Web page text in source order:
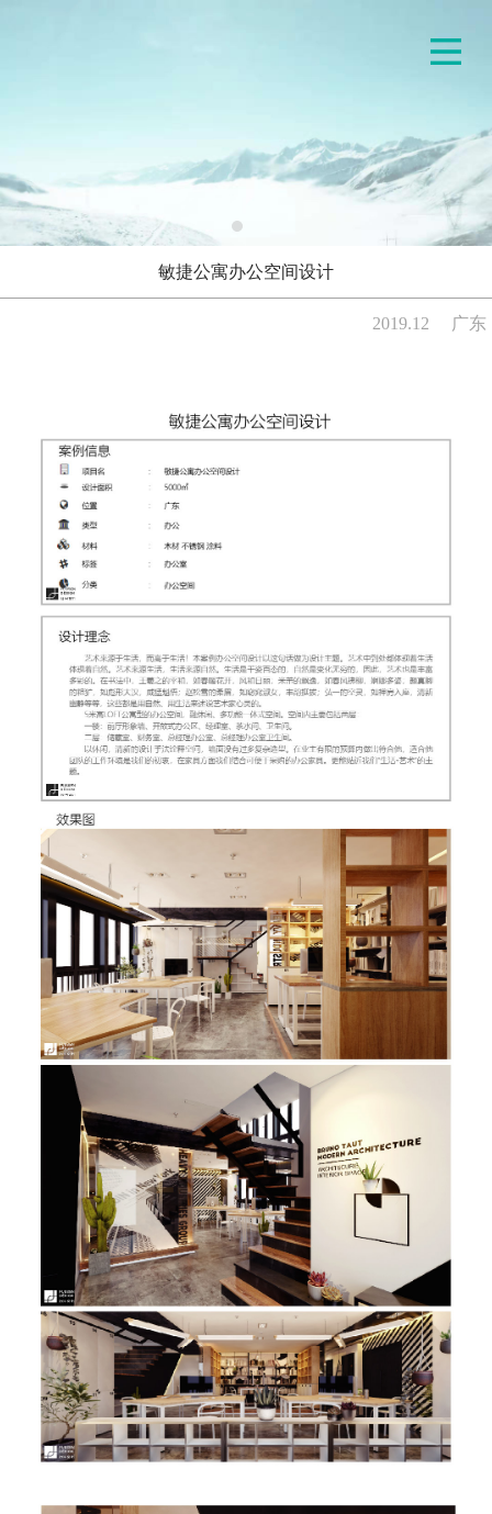
敏捷公寓办公空间设计
2019.12 广东